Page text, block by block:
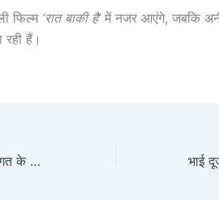
फिल्म ‘रात बाकी है’में नजर आएंगे, जबकि
रही हैं।
Gurmeet Mann: पंजाबी संगीत जगत के चमकते सितारे का निधन